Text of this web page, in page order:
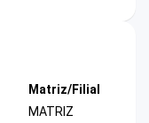
Matriz/Filial
MATRIZ